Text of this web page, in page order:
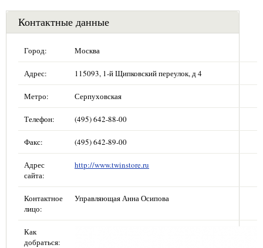
Контактные данные
Город: Москва
Адрес: 115093, 1-й Щипковский переулок, д 4
Метро: Серпуховская
Телефон: (495) 642-88-00
Факс: (495) 642-89-00
Адрес
сайта:
http://www.twinstore.ru
Контактное
лицо:
Управляющая Анна Осипова
Как
добраться: